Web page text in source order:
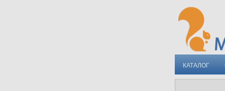
КАТАЛОГ